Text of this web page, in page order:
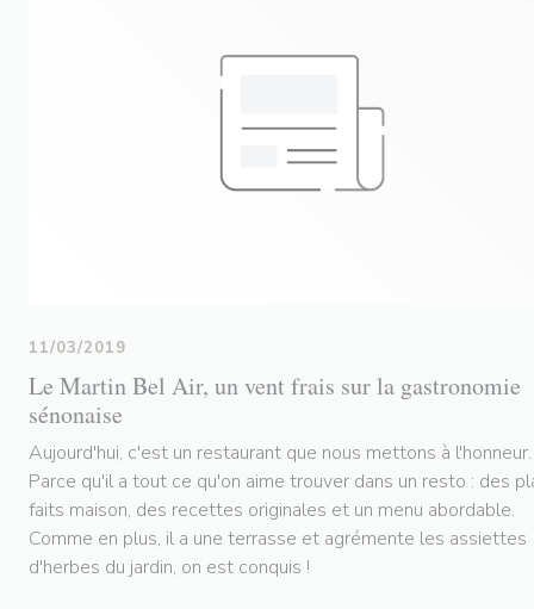
Le Martin Bel Air, un vent frais sur la gastronomie
sénonaise
11/03/2019
Aujourd'hui, c'est un restaurant que nous mettons à l'honneur.
Parce qu'il a tout ce qu'on aime trouver dans un resto : des
faits maison, des recettes originales et un menu abordable.
Comme en plus, il a une terrasse et agrémente les assiettes
d'herbes du jardin, on est conquis !